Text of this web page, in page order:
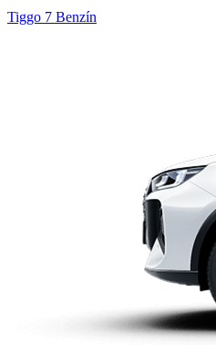
Tiggo 7 Benzín